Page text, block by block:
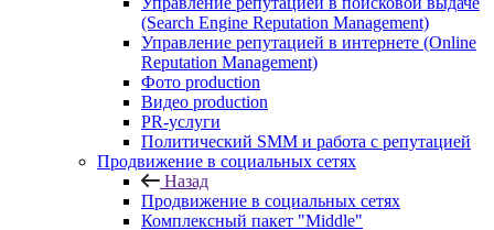
(Search Engine Reputation Management)
Управление репутацией в интернете (Online
Reputation Management)
Фото production
Видео production
PR-услуги
Политический SMM и работа с репутацией
Продвижение в социальных сетях
Назад
Продвижение в социальных сетях
Комплексный пакет "Middle"